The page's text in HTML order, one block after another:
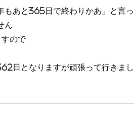
もあと365日で終わりかあ」と言
ん
ので
日となりますが頑張って行きまし